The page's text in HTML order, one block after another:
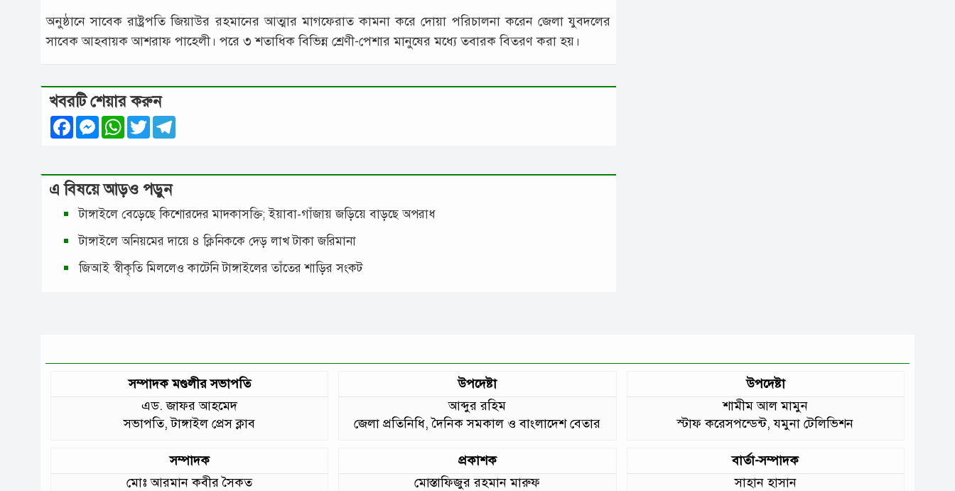
অনুষ্ঠানে সাবেক রাষ্ট্রপতি জিয়াউর রহমানের আত্মার মাগফেরাত কামনা করে দোয়া পরিচালনা করেন জেলা যুবদলের
সাবেক আহবায়ক আশরাফ পাহেলী। পরে ৩ শতাধিক বিভিন্ন শ্রেণী-পেশার মানুষের মধ্যে তবারক বিতরণ করা হয়।
খবরটি শেয়ার করুন
FacebookMessenger
WhatsApp
Twitter
এ বিষয়ে আড়ও পড়ুন
টাঙ্গাইলে বেড়েছে কিশোরদের মাদকাসক্তি; ইয়াবা-গাঁজায় জড়িয়ে বাড়ছে অপরাধ
টাঙ্গাইলে অনিয়মের দায়ে ৪ ক্লিনিককে দেড় লাখ টাকা জরিমানা
জিআই স্বীকৃতি মিললেও কাটেনি টাঙ্গাইলের তাঁতের শাড়ির সংকট
সম্পাদক মণ্ডলীর সভাপতি
এড. জাফর আহমেদ
সভাপতি, টাঙ্গাইল প্রেস ক্লাব
উপদেষ্টা
আব্দুর রহিম
জেলা প্রতিনিধি, দৈনিক সমকাল ও বাংলাদেশ বেতার
উপদেষ্টা
শামীম আল মামুন
স্টাফ করেসপন্ডেন্ট, যমুনা টেলিভিশন
সম্পাদক
মোঃ আরমান কবীর সৈকত
প্রকাশক
মোস্তাফিজুর রহমান মারুফ
বার্তা-সম্পাদক
সাহান হাসান